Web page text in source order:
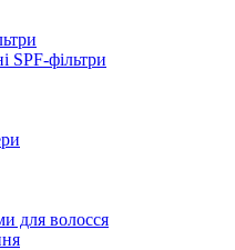
SPF-фільтри
для волосся